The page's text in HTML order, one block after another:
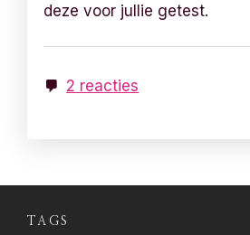
deze voor jullie getest.
2 reacties
TAGS